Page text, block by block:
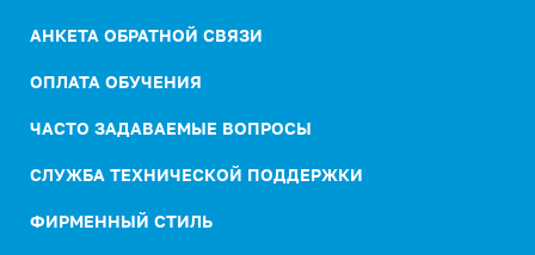
АНКЕТА ОБРАТНОЙ СВЯЗИ
ОПЛАТА ОБУЧЕНИЯ
ЧАСТО ЗАДАВАЕМЫЕ ВОПРОСЫ
СЛУЖБА ТЕХНИЧЕСКОЙ ПОДДЕРЖКИ
ФИРМЕННЫЙ СТИЛЬ